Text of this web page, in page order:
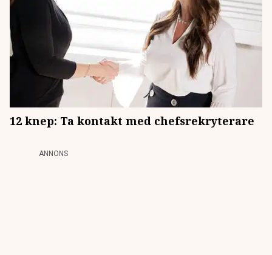
12 knep: Ta kontakt med chefsrekryterare
ANNONS